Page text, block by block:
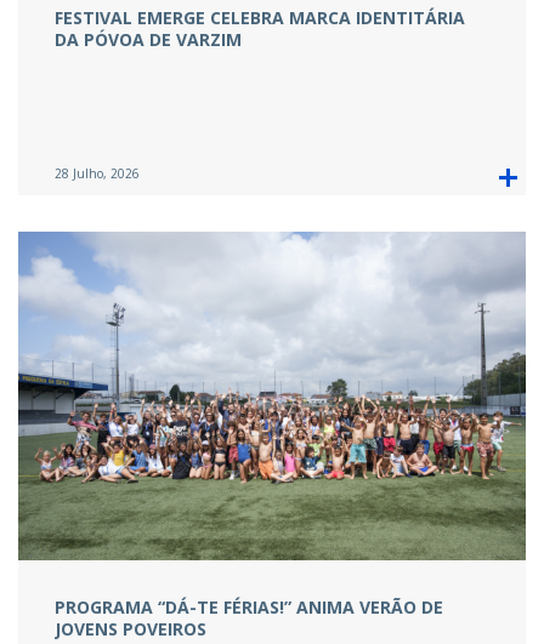
FESTIVAL EMERGE CELEBRA MARCA IDENTITÁRIA
DA PÓVOA DE VARZIM
28 Julho, 2026
PROGRAMA “DÁ-TE FÉRIAS!” ANIMA VERÃO DE
JOVENS POVEIROS